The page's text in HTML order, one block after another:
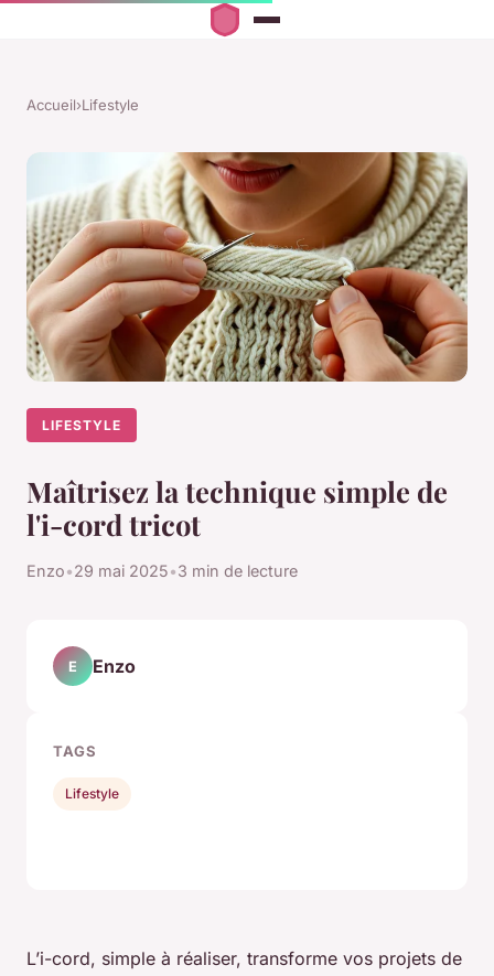
Accueil›Lifestyle
LIFESTYLE
Maîtrisez la technique simple de
l'i-cord tricot
Enzo•29 mai 2025•3 min de lecture
L’i-cord, simple à réaliser, transforme vos projets de
E Enzo
TAGS
Lifestyle